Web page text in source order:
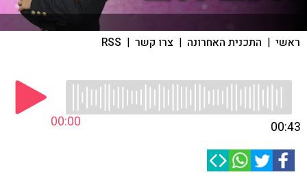
ראשי | התכנית האחרונה | צרו קשר |
RSS
00:00 00:43